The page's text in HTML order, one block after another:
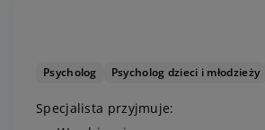
Psycholog Psycholog dzieci i młodzieży
Specjalista przyjmuje: